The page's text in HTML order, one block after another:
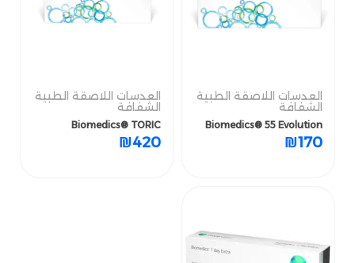
العدسات اللاصقة الطبية
الشفافة
Biomedics® 55 Evolution
₪170
العدسات اللاصقة الطبية
الشفافة
Biomedics® TORIC
₪420
العدسات اللاصقة الطبية
الشفافة
Biomedics® 55 Evolution
₪170
العدسات اللاصقة الطبية
الشفافة
Biomedics® TORIC
₪420